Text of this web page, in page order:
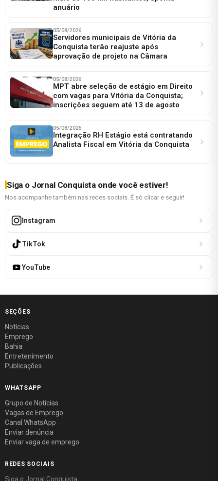
anuário
05/08/2026
Servidores municipais de Vitória da
Conquista terão reajuste após
aprovação de projeto na Câmara
05/08/2026
MPT abre seleção de estágio em Direito
com vagas para Vitória da Conquista;
inscrições seguem até 13 de agosto
05/08/2026
Integração RH Estágio está contratando
Analista Fiscal em Vitória da Conquista
Siga o Jornal Conquista onde você estiver!
Nos acompanhe também nas redes sociais. É só clicar e seguir!
Instagram
TikTok
YouTube
SEÇÕES
Notícias
Emprego
Bahia
Entretenimento
Publicações
WHATSAPP
Grupo de Notícias
Vagas de Emprego
Canal WhatsApp
Enviar denúncia
Enviar vaga de emprego
REDES SOCIAIS
Siga o Jornal Conquista